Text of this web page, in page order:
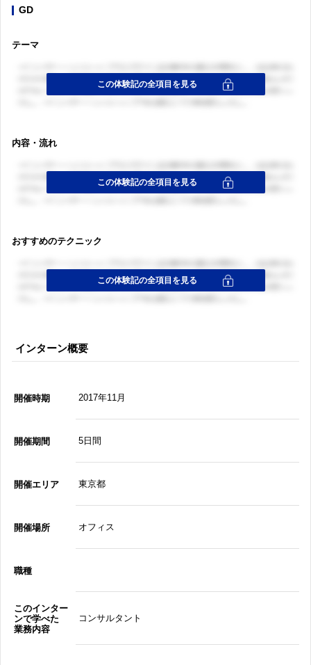
GD
テーマ
内容・流れ
おすすめのテクニック
インターン概要
開催時期 2017年11月
開催期間 5日間
開催エリア 東京都
開催場所 オフィス
職種
このインター
ンで学べた
業務内容
コンサルタント